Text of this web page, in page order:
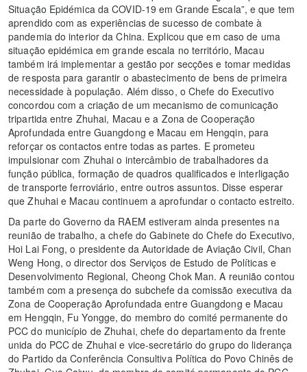
Situação Epidémica da COVID-19 em Grande Escala”, e que tem
aprendido com as experiências de sucesso de combate à
pandemia do interior da China. Explicou que em caso de uma
situação epidémica em grande escala no território, Macau
também irá implementar a gestão por secções e tomar medidas
de resposta para garantir o abastecimento de bens de primeira
necessidade à população. Além disso, o Chefe do Executivo
concordou com a criação de um mecanismo de comunicação
tripartida entre Zhuhai, Macau e a Zona de Cooperação
Aprofundada entre Guangdong e Macau em Hengqin, para
reforçar os contactos entre todas as partes. E prometeu
impulsionar com Zhuhai o intercâmbio de trabalhadores da
função pública, formação de quadros qualificados e interligação
de transporte ferroviário, entre outros assuntos. Disse esperar
que Zhuhai e Macau continuem a aprofundar o contacto estreito.
Da parte do Governo da RAEM estiveram ainda presentes na
reunião de trabalho, a chefe do Gabinete do Chefe do Executivo,
Hoi Lai Fong, o presidente da Autoridade de Aviação Civil, Chan
Weng Hong, o director dos Serviços de Estudo de Políticas e
Desenvolvimento Regional, Cheong Chok Man. A reunião contou
também com a presença do subchefe da comissão executiva da
Zona de Cooperação Aprofundada entre Guangdong e Macau
em Hengqin, Fu Yongge, do membro do comité permanente do
PCC do município de Zhuhai, chefe do departamento da frente
unida do PCC de Zhuhai e vice-secretário do grupo do liderança
do Partido da Conferência Consultiva Política do Povo Chinês de